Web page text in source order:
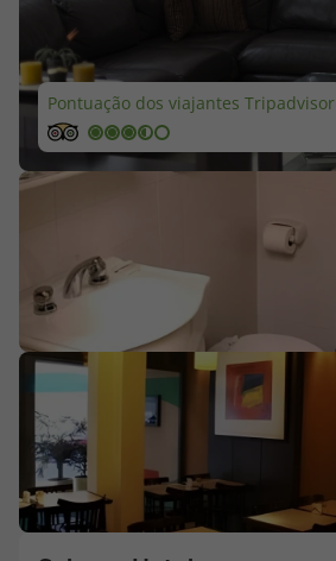
Rede de Lojas
Blog TopViagens
Área de Cliente
Agências
Contactos
Apoio ao cliente em Portugal
218 925 471
Pontuação dos viajantes Tripadvisor